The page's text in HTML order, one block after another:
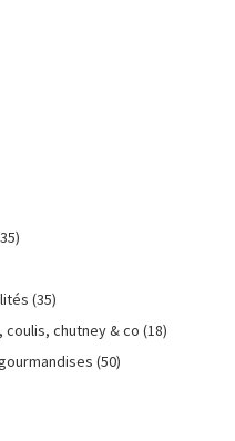
(35)
chutney & co (18)
(50)